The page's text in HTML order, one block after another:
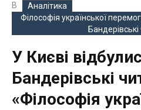
В
Аналітика
Філософія української
У Києві
Бандерівські
«Філософія